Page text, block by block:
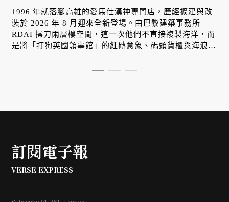
1996 年就落腳高雄的愛馬仕漢神專門店，歷經擴建與改
裝於 2026 年 8 月迎來全新登場。由巴黎建築事務所
RDAI 操刀兩層樓空間，這一次他們不直接複製海洋，而
是將「打狗英國領事館」的紅磚意象、碼頭貨櫃與海浪光
大家搶先一探這座屬於南台灣、懂得與自然光影對話的工
訂閱電子報
VERSE EXPRESS